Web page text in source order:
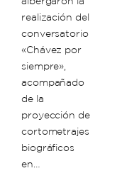
realización del
conversatorio
«Chávez por
siempre»,
acompañado
de la
proyección de
cortometrajes
biográficos
en…